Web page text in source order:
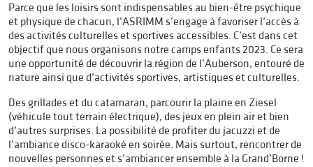
Parce que les loisirs sont indispensables au bien-être psychique
et physique de chacun, l’ASRIMM s’engage à favoriser l’accès à
des activités culturelles et sportives accessibles. C’est dans cet
objectif que nous organisons notre camps enfants 2023. Ce sera
une opportunité de découvrir la région de l’Auberson, entouré de
nature ainsi que d’activités sportives, artistiques et culturelles.
Des grillades et du catamaran, parcourir la plaine en Ziesel
(véhicule tout terrain électrique), des jeux en plein air et bien
d’autres surprises. La possibilité de profiter du jacuzzi et de
l’ambiance disco-karaoké en soirée. Mais surtout, rencontrer de
nouvelles personnes et s’ambiancer ensemble à la Grand’Borne !